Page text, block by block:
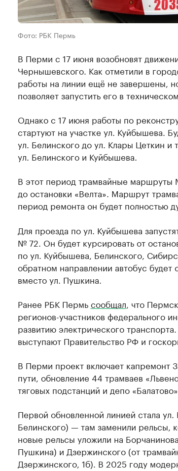
Фото: РБК Пермь
В Перми с 17 июня возобновят
Чернышевского. Как отметили в
работы на линии ещё не завершены,
позволяет запустить его в
Однако с 17 июня работы по
стартуют на участке ул. Куйбышева.
ул. Белинского до ул. Клары Цеткин и
ул. Белинского и Куйбышева.
В этот период трамвайные
до остановки «Велта». Маршрут
период ремонта он будет полностью
Для проезда по ул. Куйбышева
№ 72. Он будет курсировать от
по ул. Куйбышева, Белинского,
обратном направлении автобус будет
вместо ул. Пушкина.
Ранее РБК Пермьсообщал , что
регионов-участников федерального
развитию электрического
выступают Правительство РФ и
В Перми проект включает капремонт
пути, обновление 44 трамваев
тяговых подстанций и депо «Балатово».
Первой обновленной линией стала
Белинского) — там заменили рельсы,
новые рельсы уложили на
Пушкина) и Дзержинского (от
Дзержинского, 1б). В 2025 году